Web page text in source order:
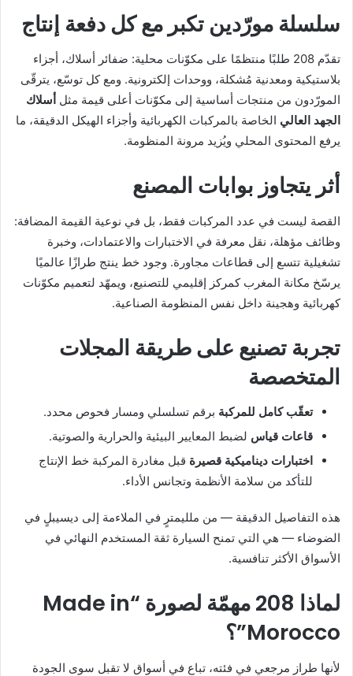
سلسلة مورّدين تكبر مع كل دفعة إنتاج
تقدّم 208 طلبًا منتظمًا على مكوّنات محلية: ضفائر أسلاك، أجزاء
بلاستيكية ومعدنية مُشكلة، ووحدات إلكترونية. ومع كل توسّع، يترقّى
المورّدون من منتجات أساسية إلى مكوّنات أعلى قيمة مثل أسلاك
الجهد العالي الخاصة بالمركبات الكهربائية وأجزاء الهيكل الدقيقة، ما
يرفع المحتوى المحلي ويُزيد مرونة المنظومة.
أثر يتجاوز بوابات المصنع
القصة ليست في عدد المركبات فقط، بل في نوعية القيمة المضافة:
وظائف مؤهلة، نقل معرفة في الاختبارات والاعتمادات، وخبرة
تشغيلية تتسع إلى قطاعات مجاورة. وجود خط ينتج طرازًا عالميًا
يرسّخ مكانة المغرب كمركز إقليمي للتصنيع، ويمهّد لتعميم مكوّنات
كهربائية وهجينة داخل نفس المنظومة الصناعية.
تجربة تصنيع على طريقة المجلات
المتخصصة
تعقّب كامل للمركبة برقم تسلسلي ومسار فحوص محدد.
قاعات قياس لضبط المعايير البيئية والحرارية والصوتية.
اختبارات ديناميكية قصيرة قبل مغادرة المركبة خط الإنتاج
للتأكد من سلامة الأنظمة وتجانس الأداء.
هذه التفاصيل الدقيقة — من ملليمترٍ في الملاءمة إلى ديسيبلٍ في
الضوضاء — هي التي تمنح السيارة ثقة المستخدم النهائي في
الأسواق الأكثر تنافسية.
لماذا 208 مهمّة لصورة “Made in
Morocco”؟
لأنها طراز مرجعي في فئته، تباع في أسواق لا تقبل سوى الجودة